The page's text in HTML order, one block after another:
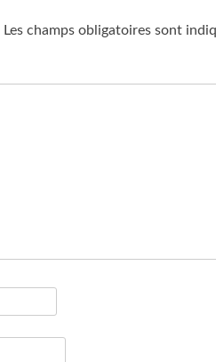
Les champs obligatoires sont